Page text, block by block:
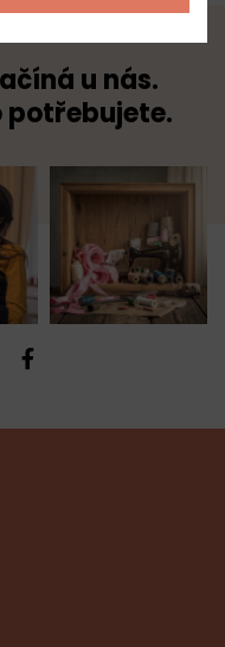
u nás.
potřebujete.